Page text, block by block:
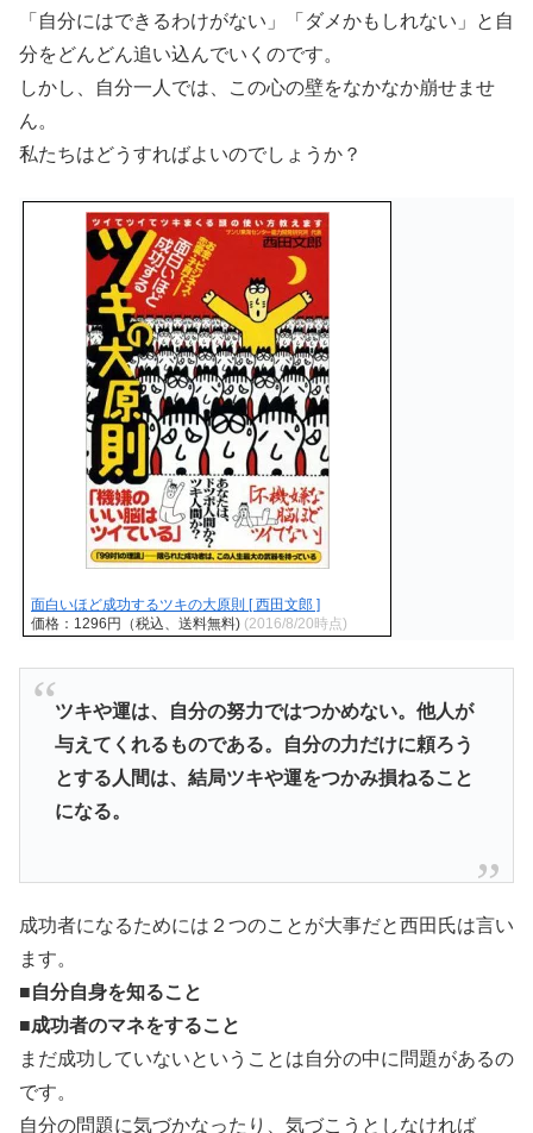
「自分にはできるわけがない」「ダメかもしれない」と自
分をどんどん追い込んでいくのです。
しかし、自分一人では、この心の壁をなかなか崩せませ
ん。
私たちはどうすればよいのでしょうか？
面白いほど成功するツキの大原則 [ 西田文郎 ]
価格：1296円（税込、送料無料) (2016/8/20時点)
ツキや運は、自分の努力ではつかめない。他人が
与えてくれるものである。自分の力だけに頼ろう
とする人間は、結局ツキや運をつかみ損ねること
になる。
成功者になるためには２つのことが大事だと西田氏は言い
ます。
■自分自身を知ること
■成功者のマネをすること
まだ成功していないということは自分の中に問題があるの
です。
自分の問題に気づかなったり、気づこうとしなければ